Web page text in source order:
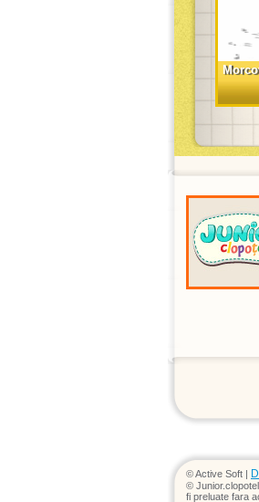
© Active Soft |
©
fi preluate fara